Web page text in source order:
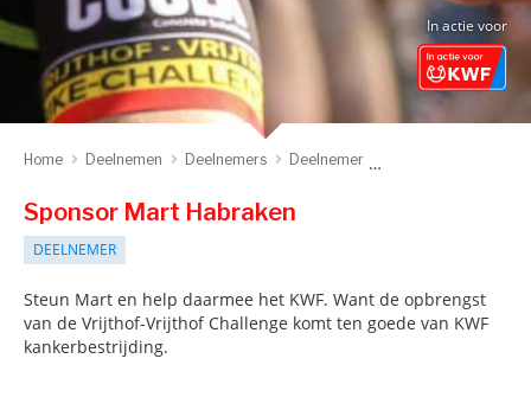
In actie voor
Home Deelnemen Deelnemers Deelnemer
Sponsor Mart Habraken
DEELNEMER
Steun Mart en help daarmee het KWF. Want de opbrengst
van de Vrijthof-Vrijthof Challenge komt ten goede van KWF
kankerbestrijding.